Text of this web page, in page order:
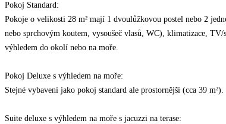
Pokoj Standard:
Pokoje o velikosti 28 m² mají 1 dvoulůžkovou postel nebo 2
nebo sprchovým koutem, vysoušeč vlasů, WC), klimatizace,
výhledem do okolí nebo na moře.
Pokoj Deluxe s výhledem na moře:
Stejné vybavení jako pokoj standard ale prostornější (cca 39
Suite deluxe s výhledem na moře s jacuzzi na terase: